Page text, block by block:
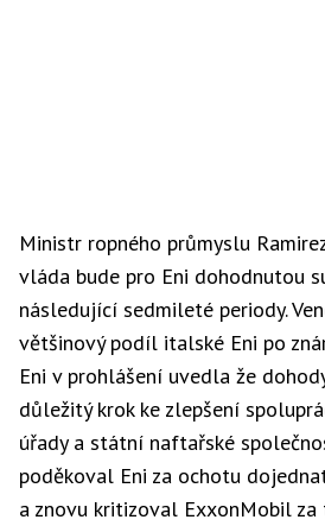
Ministr ropného průmyslu
vláda bude pro Eni dohodnutou
následující sedmileté periody.
většinový podíl italské Eni po
Eni v prohlášení uvedla že
důležitý krok ke zlepšení
úřady a státní naftařské
poděkoval Eni za ochotu
a znovu kritizoval ExxonMobil